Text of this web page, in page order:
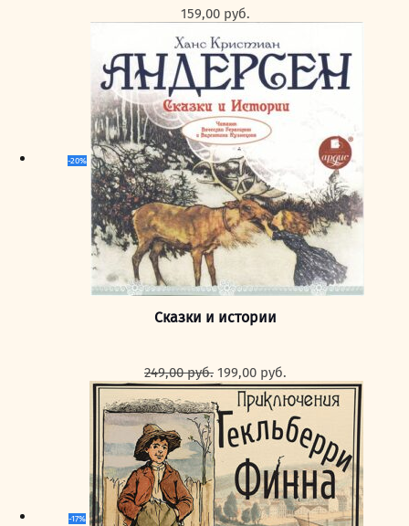
159,00 руб.
-20%
Сказки и истории
249,00руб. Первоначальная
цена
составляла
249,00 руб..
199,00 руб.
цена:
199,00 руб..
-17%